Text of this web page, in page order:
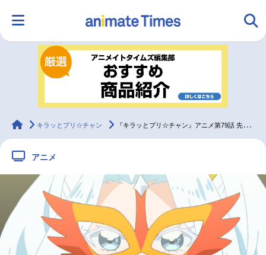
ランキング アニメ
ラジオ みんなの声
配信・Vtuber トレンド 無料マンガ
最新記事一覧
animateTimes
キラッとプリ☆チャン 『キラッとプリ☆チャン』アニメ第79話 先行カット・あらすじ到着
アニメ